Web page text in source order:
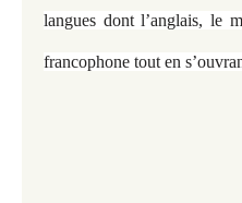
langues dont l’anglais, le
francophone tout en